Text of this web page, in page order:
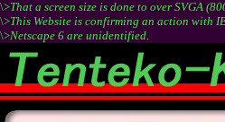
\>That a screen size is done to over SVGA
\>This Website is confirming an action with
\>Netscape 6 are unidentified.